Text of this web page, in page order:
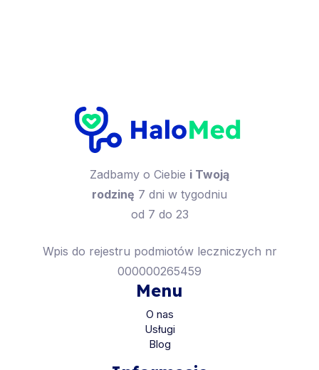
Zadbamy o Ciebie i Twoją
rodzinę 7 dni w tygodniu
od 7 do 23
Wpis do rejestru podmiotów leczniczych nr
000000265459
Menu
O nas
Usługi
Blog